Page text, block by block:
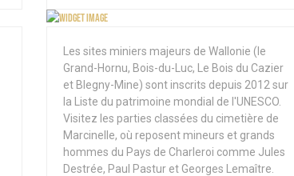
Les sites miniers majeurs de Wallonie (le
Grand-Hornu, Bois-du-Luc, Le Bois du Cazier
et Blegny-Mine) sont inscrits depuis 2012 sur
la Liste du patrimoine mondial de l'UNESCO.
Visitez les parties classées du cimetière de
Marcinelle, où reposent mineurs et grands
hommes du Pays de Charleroi comme Jules
Destrée, Paul Pastur et Georges Lemaître.